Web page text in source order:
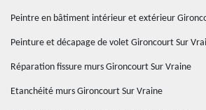
Peintre en bâtiment intérieur et extérieur
Peinture et décapage de volet Gironcourt Sur
Réparation fissure murs Gironcourt Sur Vraine
Etanchéité murs Gironcourt Sur Vraine